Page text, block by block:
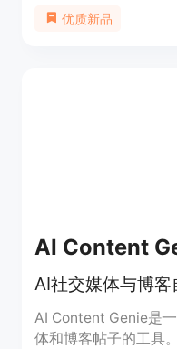
续提供效率和可扩展
优质新品
AI Content
AI社交媒体与博
AI Content Genie是
体和博客帖子的工具